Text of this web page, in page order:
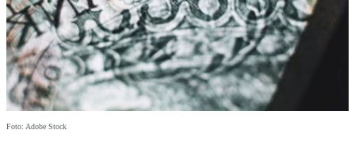
Foto: Adobe Stock